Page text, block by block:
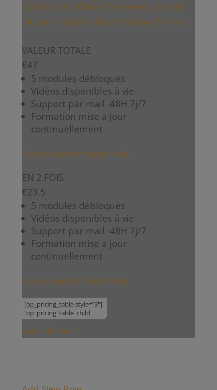
Edit ElementClone ElementAdvanced
Element OptionsMoveRemove Element
VALEUR TOTALE
€47
5 modules débloqués
Vidéos disponibles à vie
Support par mail -48H 7j/7
Formation mise a jour
continuellement
Commencer maintenant
EN 2 FOIS
€23.5
5 modules débloqués
Vidéos disponibles à vie
Support par mail -48H 7j/7
Formation mise a jour
continuellement
Commencer maintenant
Add Element